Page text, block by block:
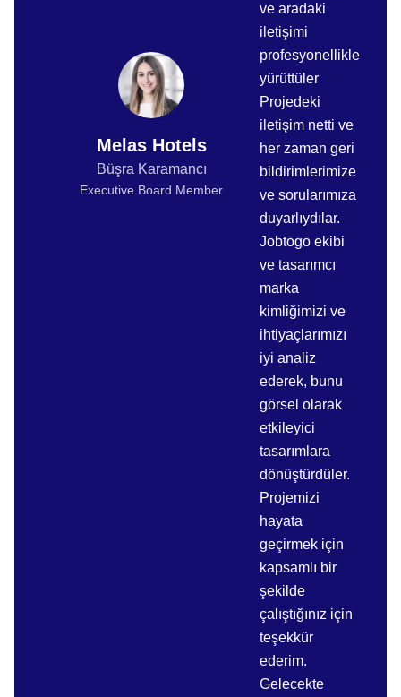
Melas Hotels
Büşra Karamancı
Executive Board Member
ve aradaki
iletişimi
profesyonellikle
yürüttüler
Projedeki
iletişim netti ve
her zaman geri
bildirimlerimize
ve sorularımıza
duyarlıydılar.
Jobtogo ekibi
ve tasarımcı
marka
kimliğimizi ve
ihtiyaçlarımızı
iyi analiz
ederek, bunu
görsel olarak
etkileyici
tasarımlara
dönüştürdüler.
Projemizi
hayata
geçirmek için
kapsamlı bir
şekilde
çalıştığınız için
teşekkür
ederim.
Gelecekte